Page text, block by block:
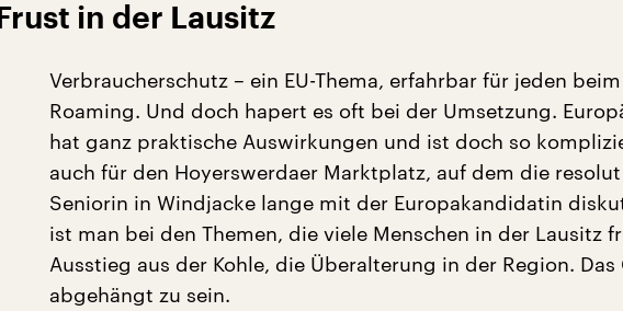
Frust in der Lausitz
Verbraucherschutz – ein EU-Thema, erfahrbar für jeden
Roaming. Und doch hapert es oft bei der Umsetzung.
hat ganz praktische Auswirkungen und ist doch so
auch für den Hoyerswerdaer Marktplatz, auf dem die
Seniorin in Windjacke lange mit der Europakandidatin
ist man bei den Themen, die viele Menschen in der Lausitz
Ausstieg aus der Kohle, die Überalterung in der Region. Das
abgehängt zu sein.